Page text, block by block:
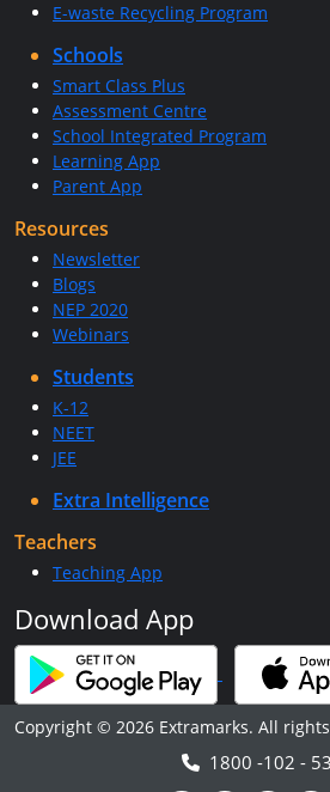
E-waste Recycling Program
Schools
Smart Class Plus
Assessment Centre
School Integrated Program
Learning App
Parent App
Resources
Newsletter
Blogs
NEP 2020
Webinars
Students
K-12
NEET
JEE
Extra Intelligence
Teachers
Teaching App
Download App
Copyright © 2026 Extramarks. All
1800 -102 -